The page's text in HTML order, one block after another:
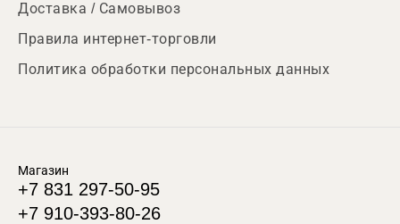
Доставка / Самовывоз
Правила интернет-торговли
Политика обработки персональных данных
Магазин
+7 831 297-50-95
+7 910-393-80-26